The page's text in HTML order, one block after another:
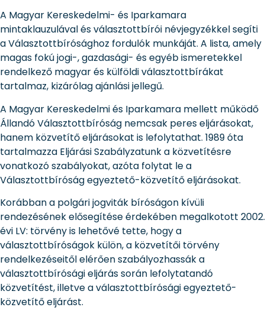
A Magyar Kereskedelmi- és Iparkamara
mintaklauzulával és választottbírói névjegyzékkel segíti
a Választottbírósághoz fordulók munkáját. A lista, amely
magas fokú jogi-, gazdasági- és egyéb ismeretekkel
rendelkező magyar és külföldi választottbírákat
tartalmaz, kizárólag ajánlási jellegű.
A Magyar Kereskedelmi és Iparkamara mellett működő
Állandó Választottbíróság nemcsak peres eljárásokat,
hanem közvetítő eljárásokat is lefolytathat. 1989 óta
tartalmazza Eljárási Szabályzatunk a közvetítésre
vonatkozó szabályokat, azóta folytat le a
Választottbíróság egyeztető-közvetítő eljárásokat.
Korábban a polgári jogviták bíróságon kívüli
rendezésének elősegítése érdekében megalkotott 2002.
évi LV: törvény is lehetővé tette, hogy a
választottbíróságok külön, a közvetítői törvény
rendelkezéseitől elérően szabályozhassák a
választottbírósági eljárás során lefolytatandó
közvetítést, illetve a választottbírósági egyeztető-
közvetítő eljárást.